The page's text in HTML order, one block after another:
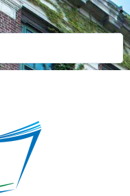
تخطى إلى المحتوى